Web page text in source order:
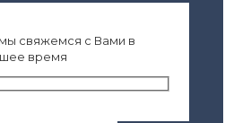
свяжемся с Вами в
время